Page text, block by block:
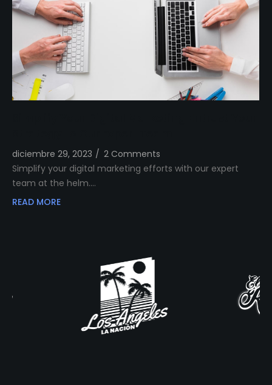
diciembre 29, 2023 / 2 Comments
Simplify your digital marketing efforts with our expert
team at the helm.…
READ MORE